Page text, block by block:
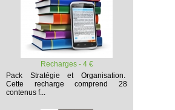
Recharges - 4 €
Pack Stratégie et Organisation.
Cette recharge comprend 28
contenus f...